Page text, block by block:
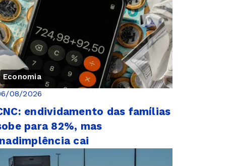
Economia
08/2026
endividamento das famílias
para 82%, mas
cai